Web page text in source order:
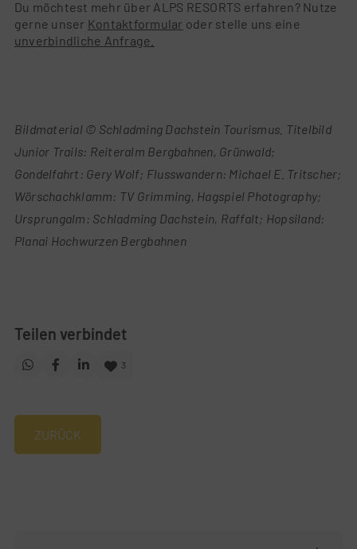
Du möchtest mehr über ALPS RESORTS erfahren? Nutze
gerne unser Kontaktformular oder stelle uns eine
unverbindliche Anfrage.
Bildmaterial © Schladming Dachstein Tourismus. Titelbild
Junior Trails: Reiteralm Bergbahnen, Grünwald;
Gondelfahrt: Gery Wolf; Flusswandern: Michael E. Tritscher;
Wörschachklamm: TV Grimming, Hagspiel Photography;
Ursprungalm: Schladming Dachstein, Raffalt; Hopsiland:
Planai Hochwurzen Bergbahnen
Teilen verbindet
3
ZURÜCK